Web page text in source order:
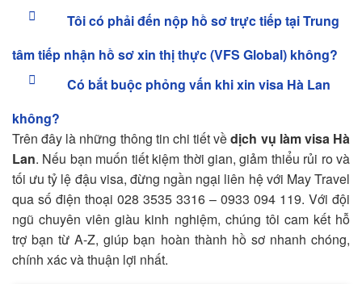
Tôi có phải đến nộp hồ sơ trực tiếp tại Trung
tâm tiếp nhận hồ sơ xin thị thực (VFS Global) không?
Có bắt buộc phỏng vấn khi xin visa Hà Lan
không?
Trên đây là những thông tin chi tiết vềdịch vụ làm visa Hà
Lan. Nếu bạn muốn tiết kiệm thời gian, giảm thiểu rủi ro và
tối ưu tỷ lệ đậu visa, đừng ngần ngại liên hệ với May Travel
qua số điện thoại 028 3535 3316 – 0933 094 119. Với đội
ngũ chuyên viên giàu kinh nghiệm, chúng tôi cam kết hỗ
trợ bạn từ A-Z, giúp bạn hoàn thành hồ sơ nhanh chóng,
chính xác và thuận lợi nhất.